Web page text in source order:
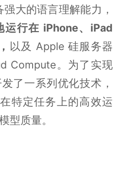
大的语言理解能力，
运行在 iPhone、iPad
以及 Apple 硅服务器
Compute。为了实现
了一系列优化技术，
特定任务上的高效运
型质量。